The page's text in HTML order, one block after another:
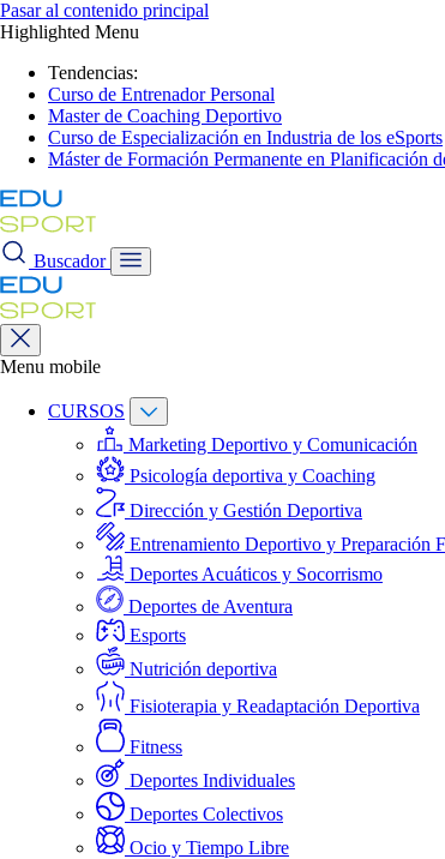
Pasar al contenido principal
Highlighted Menu
Tendencias:
Curso de Entrenador Personal
Master de Coaching Deportivo
Curso de Especialización en Industria de los eSports
Máster de Formación Permanente en Planificación
Buscador
Menu mobile
CURSOS
Marketing Deportivo y Comunicación
Psicología deportiva y Coaching
Dirección y Gestión Deportiva
Entrenamiento Deportivo y Preparación
Deportes Acuáticos y Socorrismo
Deportes de Aventura
Esports
Nutrición deportiva
Fisioterapia y Readaptación Deportiva
Fitness
Deportes Individuales
Deportes Colectivos
Ocio y Tiempo Libre